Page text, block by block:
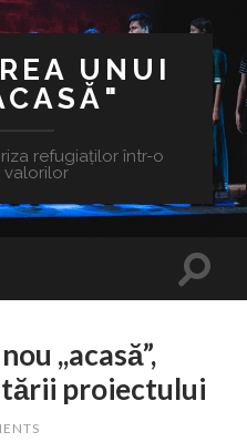
UNUI
refugiaților într-o
valorilor
,,acasă”,
proiectului